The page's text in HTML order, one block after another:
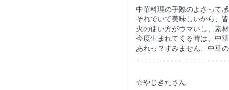
中華料理の手際のよさって
それでいて美味しいから、
火の使い方がウマいし、素
今度生まれてくる時は、中
あれっ？すみません、中華
☆やじきたさん